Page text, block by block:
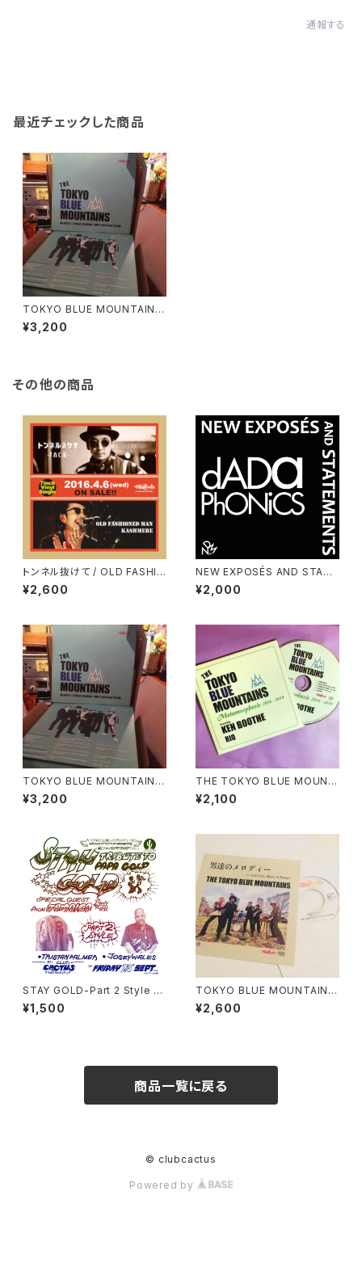
通報する
最近チェックした商品
TOKYO BLUE MOUNTAINS
10inch Record
¥3,200
その他の商品
トンネル抜けて / OLD FASHIO
¥2,600
NEW EXPOSÉS AND STATE
MENTS - dADaPhONiCS -
CD-R
¥2,000
TOKYO BLUE MOUNTAINS
10inch Record
¥3,200
THE TOKYO BLUE MOUNT
AINS - Metamorphosis 201
6-2019
¥2,100
STAY GOLD-Part 2 Style -
CD
¥1,500
TOKYO BLUE MOUNTAINS
7inch Record
¥2,600
商品一覧に戻る
© clubcactus
Powered by